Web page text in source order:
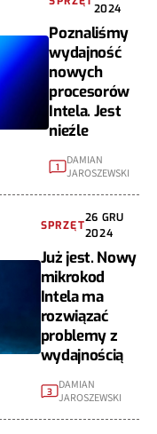
2024
Poznaliśmy
wydajność
nowych
procesorów
Intela. Jest
nieźle
1
DAMIAN
JAROSZEWSKI
SPRZĘT
26 GRU
2024
Już jest. Nowy
mikrokod
Intela ma
rozwiązać
problemy z
wydajnością
3 DAMIAN
JAROSZEWSKI